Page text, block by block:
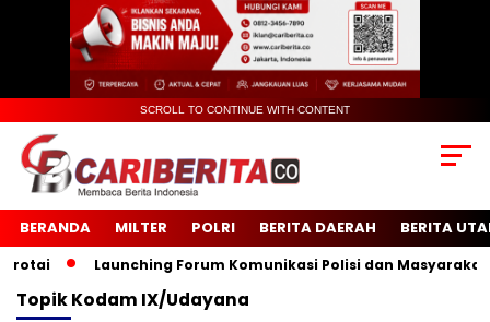
SCROLL TO CONTINUE WITH CONTENT
BERANDA MILTER POLRI BERITA DAERAH BERITA
Launching Forum Komunikasi Polisi dan Masyarakat
TopikKodam IX/Udayana